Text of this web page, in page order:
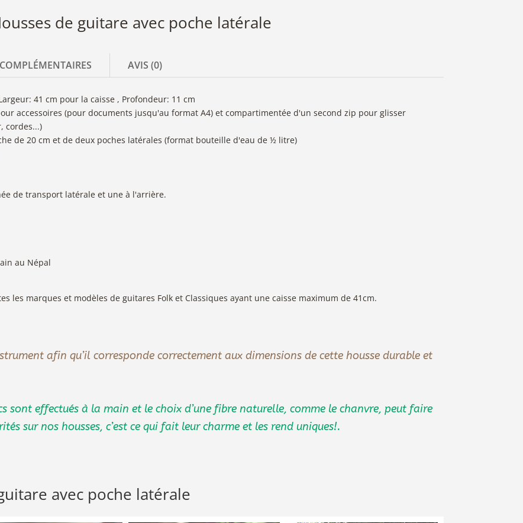
de guitare avec poche latérale
AVIS (0)
41 cm pour la caisse , Profondeur: 11 cm
accessoires (pour documents jusqu'au format A4) et compartimentée d'un second zip pour glisser
cordes...)
de 20 cm et de deux poches latérales (format bouteille d'eau de ½ litre)
de transport latérale et une à l'arrière.
au Népal
les marques et modèles de guitares Folk et Classiques ayant une caisse maximum de 41cm.
afin qu’il corresponde correctement aux dimensions de cette housse durable et
sont effectués à la main et le choix d’une fibre naturelle, comme le chanvre, peut faire
sur nos housses, c’est ce qui fait leur charme et les rend uniques!.
avec poche latérale